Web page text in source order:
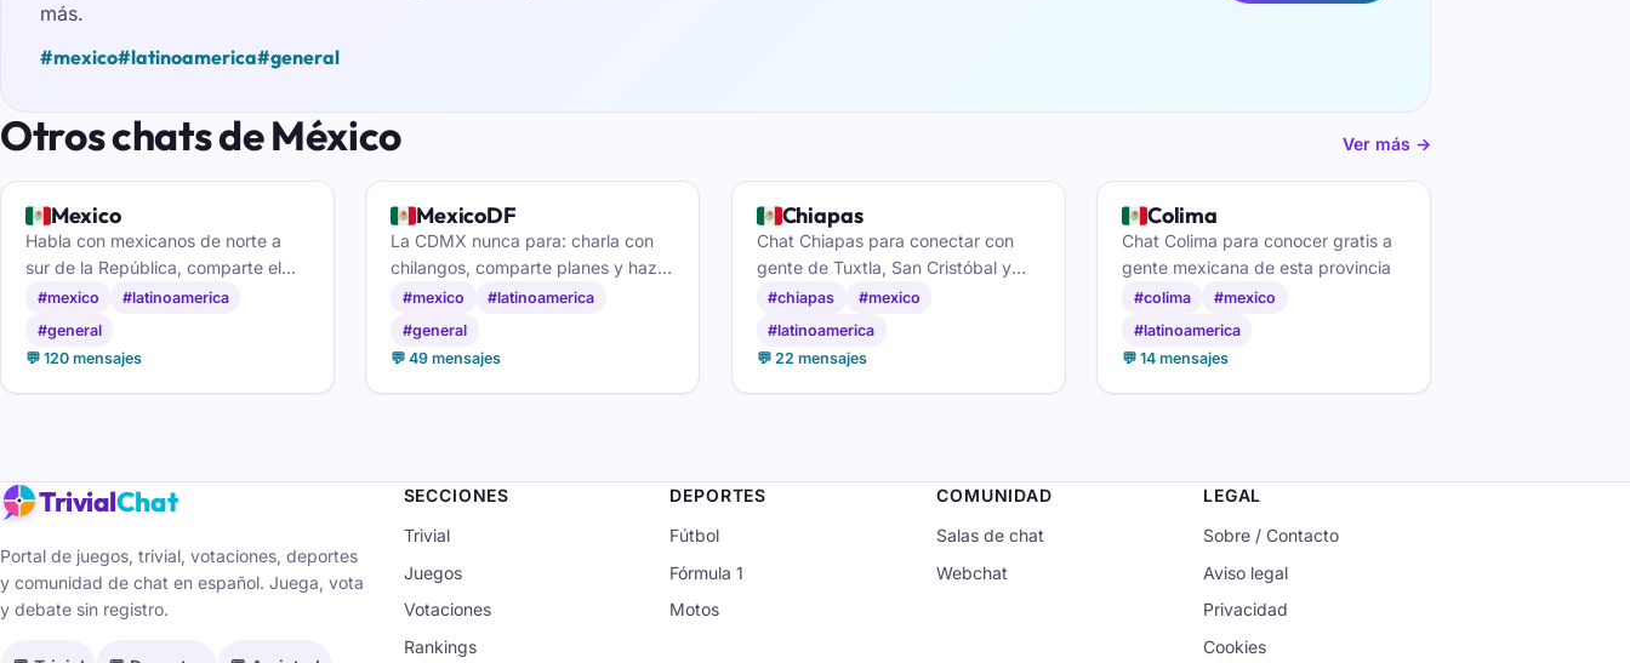
más.
#mexico#latinoamerica#general
Otros chats de México Ver más →
🇲🇽Mexico
Habla con mexicanos de norte a
sur de la República, comparte el
día a día y haz amistades nuevas
en el chat de México.
#mexico
#latinoamerica
#general
💬 120 mensajes
🇲🇽MexicoDF
La CDMX nunca para: charla con
chilangos, comparte planes y haz
contactos en el chat de México DF.
#mexico
#latinoamerica
#general
💬 49 mensajes
🇲🇽Chiapas
Chat Chiapas para conectar con
gente de Tuxtla, San Cristóbal y
Tapachula: café, tradiciones,
costumbres locales y amistad sin
registro.
#chiapas
#mexico
#latinoamerica
💬 22 mensajes
🇲🇽Colima
Chat Colima para conocer gratis a
gente mexicana de esta provincia
#colima
#mexico
#latinoamerica
💬 14 mensajes
TrivialChat
Portal de juegos, trivial, votaciones, deportes
y comunidad de chat en español. Juega, vota
y debate sin registro.
SECCIONES
Trivial
Juegos
Votaciones
Rankings
DEPORTES
Fútbol
Fórmula 1
Motos
COMUNIDAD
Salas de chat
Webchat
LEGAL
Sobre / Contacto
Aviso legal
Privacidad
Cookies